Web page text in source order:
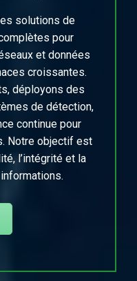
solutions de
pour
et données
croissantes.
déployons des
de détection,
continue pour
Notre objectif est
l’intégrité et la